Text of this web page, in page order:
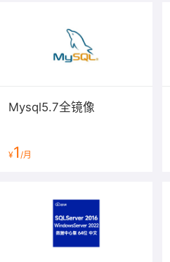
Mysql5.7全镜像
¥1 /月